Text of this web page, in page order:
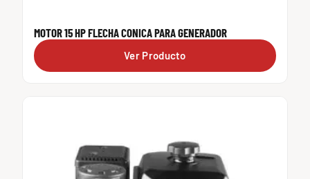
MOTOR 15 HP FLECHA CONICA PARA GENERADOR
Ver Producto